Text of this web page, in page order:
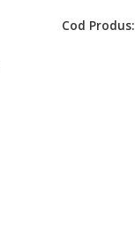
Cod Produs: